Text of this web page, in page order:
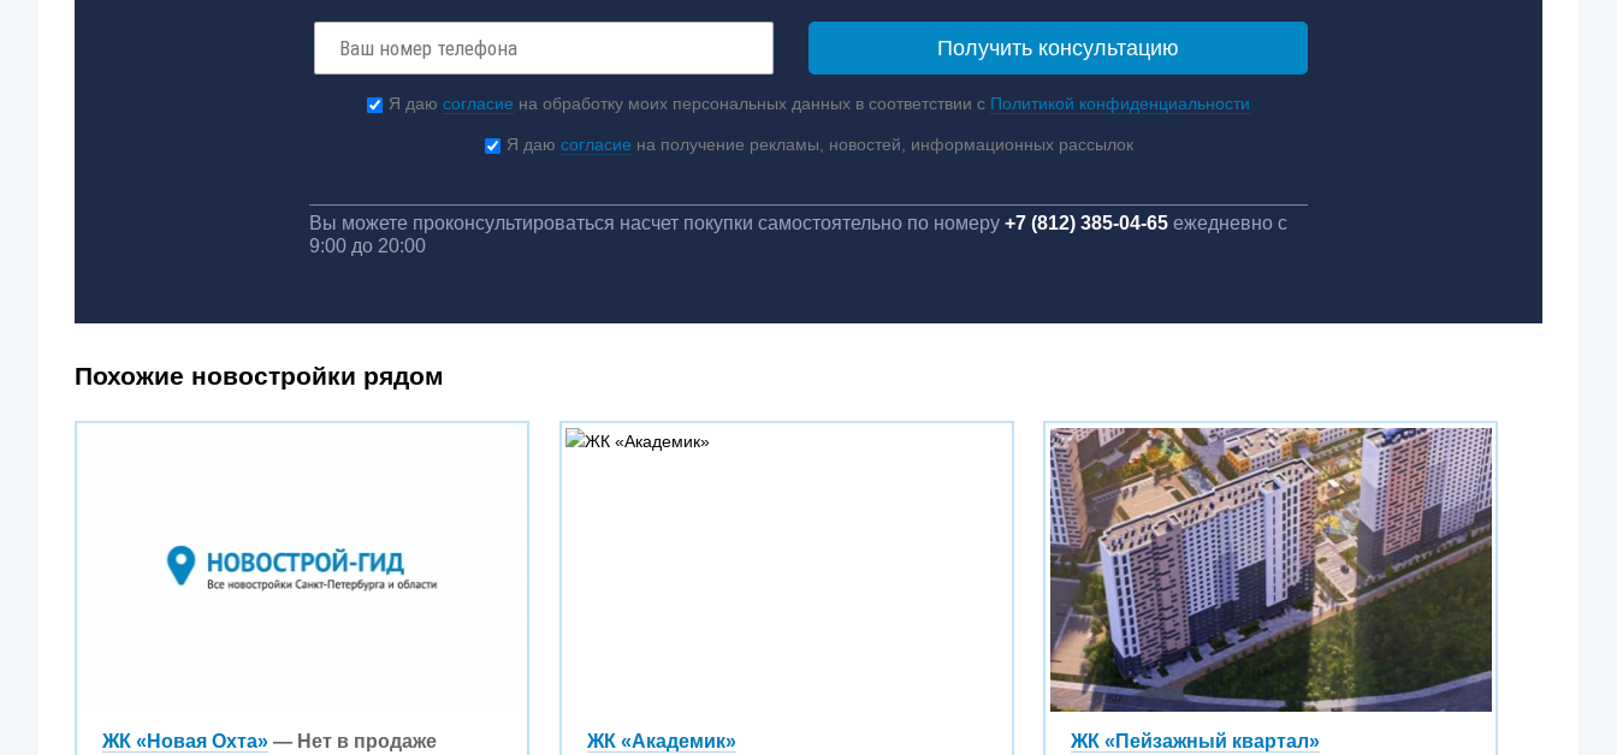
Я даю согласие на обработку моих персональных данных в соответствии с Политикой конфиденциальности
Я даю согласие на получение рекламы, новостей, информационных рассылок
Вы можете проконсультироваться насчет покупки самостоятельно по номеру+7 (812) 385-04-65 ежедневно с
9:00 до 20:00
Похожие новостройки рядом
ЖК «Новая Охта» — Нет в продаже ЖК «Академик» ЖК «Пейзажный квартал»